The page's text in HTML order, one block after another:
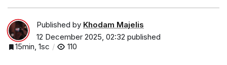
Published by Khodam Majelis
12 December 2025, 02:32 published
15min, 1sc
110